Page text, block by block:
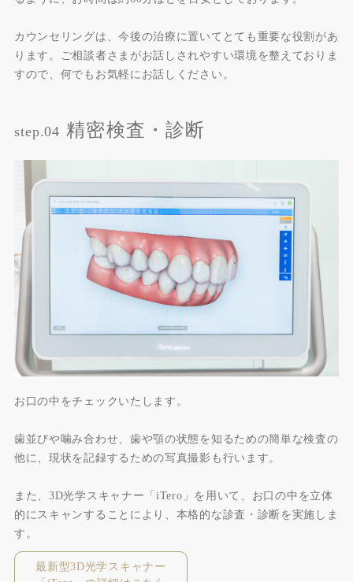
カウンセリングは、今後の治療に置いてとても重要な役割があ
ります。ご相談者さまがお話しされやすい環境を整えておりま
すので、何でもお気軽にお話しください。
step.04 精密検査・診断
お口の中をチェックいたします。
歯並びや噛み合わせ、歯や顎の状態を知るための簡単な検査の
他に、現状を記録するための写真撮影も行います。
また、3D光学スキャナー「iTero」を用いて、お口の中を立体
的にスキャンすることにより、本格的な診査・診断を実施しま
す。
最新型3D光学スキャナー